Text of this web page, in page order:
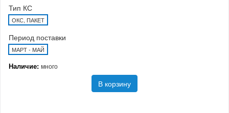
Тип КС
ОКС, ПАКЕТ
Период поставки
МАРТ - МАЙ
Наличие: много
В корзину